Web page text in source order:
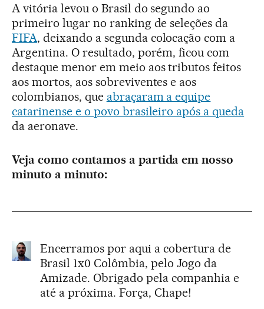
A vitória levou o Brasil do segundo ao
primeiro lugar no ranking de seleções da
FIFA, deixando a segunda colocação com a
Argentina. O resultado, porém, ficou com
destaque menor em meio aos tributos feitos
aos mortos, aos sobreviventes e aos
colombianos, que abraçaram a equipe
catarinense e o povo brasileiro após a queda
da aeronave.
Veja como contamos a partida em nosso
minuto a minuto:
Encerramos por aqui a cobertura de
Brasil 1x0 Colômbia, pelo Jogo da
Amizade. Obrigado pela companhia e
até a próxima. Força, Chape!